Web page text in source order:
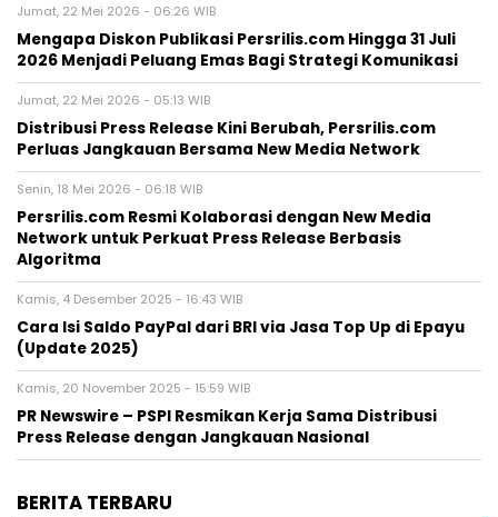
Jumat, 22 Mei 2026 - 06:26 WIB
Mengapa Diskon Publikasi Persrilis.com Hingga 31 Juli
2026 Menjadi Peluang Emas Bagi Strategi Komunikasi
Jumat, 22 Mei 2026 - 05:13 WIB
Distribusi Press Release Kini Berubah, Persrilis.com
Perluas Jangkauan Bersama New Media Network
Senin, 18 Mei 2026 - 06:18 WIB
Persrilis.com Resmi Kolaborasi dengan New Media
Network untuk Perkuat Press Release Berbasis
Algoritma
Kamis, 4 Desember 2025 - 16:43 WIB
Cara Isi Saldo PayPal dari BRI via Jasa Top Up di Epayu
(Update 2025)
Kamis, 20 November 2025 - 15:59 WIB
PR Newswire – PSPI Resmikan Kerja Sama Distribusi
Press Release dengan Jangkauan Nasional
BERITA TERBARU